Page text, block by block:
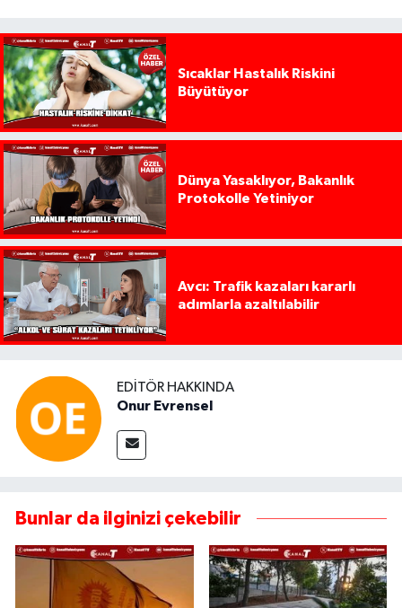
Sıcaklar Hastalık Riskini
Büyütüyor
Dünya Yasaklıyor, Bakanlık
Protokolle Yetiniyor
Avcı: Trafik kazaları kararlı
adımlarla azaltılabilir
EDITÖR HAKKINDA
Onur Evrensel
Bunlar da ilginizi çekebilir